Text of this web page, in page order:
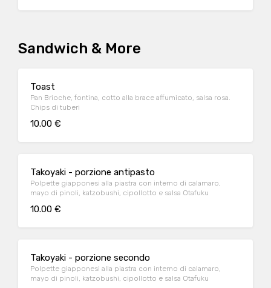
Sandwich & More
Toast
Pan Brioche, fontina, cotto alla brace affumicato, salsa rosa.
Chips di tuberi
10.00 €
Takoyaki - porzione antipasto
Polpette giapponesi alla piastra con interno di calamaro,
mayo di pinoli, katzobushi, cipollotto e salsa Otafuku
10.00 €
Takoyaki - porzione secondo
Polpette giapponesi alla piastra con interno di calamaro,
mayo di pinoli, katzobushi, cipollotto e salsa Otafuku